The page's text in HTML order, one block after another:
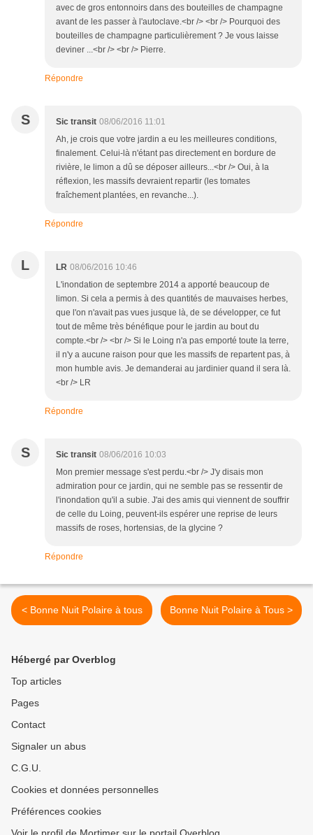
avec de gros entonnoirs dans des bouteilles de champagne
avant de les passer à l'autoclave.<br /> <br /> Pourquoi des
bouteilles de champagne particulièrement ? Je vous laisse
deviner ...<br /> <br /> Pierre.
Répondre
S Sic transit 08/06/2016 11:01
Ah, je crois que votre jardin a eu les meilleures conditions,
finalement. Celui-là n'étant pas directement en bordure de
rivière, le limon a dû se déposer ailleurs...<br /> Oui, à la
réflexion, les massifs devraient repartir (les tomates
fraîchement plantées, en revanche...).
Répondre
L LR 08/06/2016 10:46
L'inondation de septembre 2014 a apporté beaucoup de
limon. Si cela a permis à des quantités de mauvaises herbes,
que l'on n'avait pas vues jusque là, de se développer, ce fut
tout de même très bénéfique pour le jardin au bout du
compte.<br /> <br /> Si le Loing n'a pas emporté toute la terre,
il n'y a aucune raison pour que les massifs de repartent pas, à
mon humble avis. Je demanderai au jardinier quand il sera là.
<br /> LR
Répondre
S Sic transit 08/06/2016 10:03
Mon premier message s'est perdu.<br /> J'y disais mon
admiration pour ce jardin, qui ne semble pas se ressentir de
l'inondation qu'il a subie. J'ai des amis qui viennent de souffrir
de celle du Loing, peuvent-ils espérer une reprise de leurs
massifs de roses, hortensias, de la glycine ?
Répondre
< Bonne Nuit Polaire à tous Bonne Nuit Polaire à Tous >
Hébergé par Overblog
Top articles
Pages
Contact
Signaler un abus
C.G.U.
Cookies et données personnelles
Préférences cookies